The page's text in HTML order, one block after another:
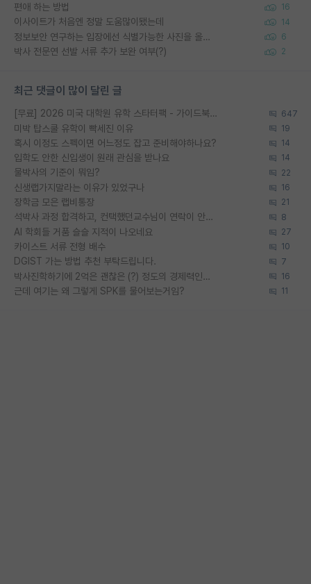
편애 하는 방법 16
이사이트가 처음엔 정말 도움많이됐는데 14
정보보안 연구하는 입장에선 식별가능한 사진을 올리는건 비추이긴함 6
박사 전문연 선발 서류 추가 보완 여부(?) 2
최근 댓글이 많이 달린 글
[무료] 2026 미국 대학원 유학 스타터팩 - 가이드북 & 합격자 컨택메일 템플릿 647
미박 탑스쿨 유학이 빡세진 이유 19
혹시 이정도 스펙이면 어느정도 잡고 준비해야하나요? 14
입학도 안한 신입생이 원래 관심을 받나요 14
물박사의 기준이 뭐임? 22
신생랩가지말라는 이유가 있었구나 16
장학금 모은 랩비통장 21
석박사 과정 합격하고, 컨택했던교수님이 연락이 안됩니다... 8
AI 학회들 거품 슬슬 지적이 나오네요 27
카이스트 서류 전형 배수 10
DGIST 가는 방법 추천 부탁드립니다. 7
박사진학하기에 2억은 괜찮은 (?) 정도의 경제력인가요 16
근데 여기는 왜 그렇게 SPK를 물어보는거임? 11